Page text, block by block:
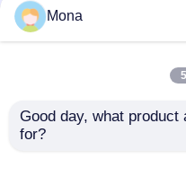
আমাদের সাথে যোগাযোগ করুন
সিরামিক পরিধান লাইনার
উন্নত কর্মক্ষমতা এবং স্থায়িত্বের
Mona
Good day, what product
for?